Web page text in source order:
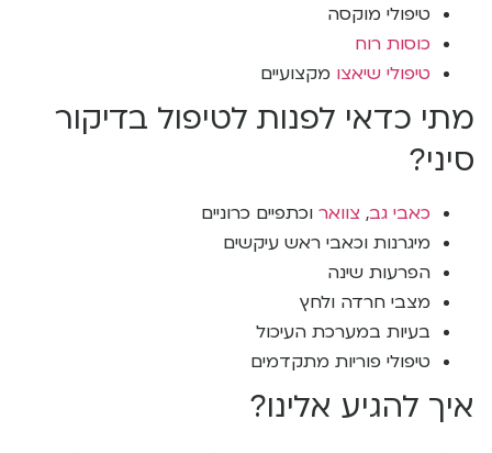
טיפולי מוקסה
כוסות רוח
טיפולי שיאצו מקצועיים
מתי כדאי לפנות לטיפול בדיקור
סיני?
כאבי גב, צוואר וכתפיים כרוניים
מיגרנות וכאבי ראש עיקשים
הפרעות שינה
מצבי חרדה ולחץ
בעיות במערכת העיכול
טיפולי פוריות מתקדמים
איך להגיע אלינו?